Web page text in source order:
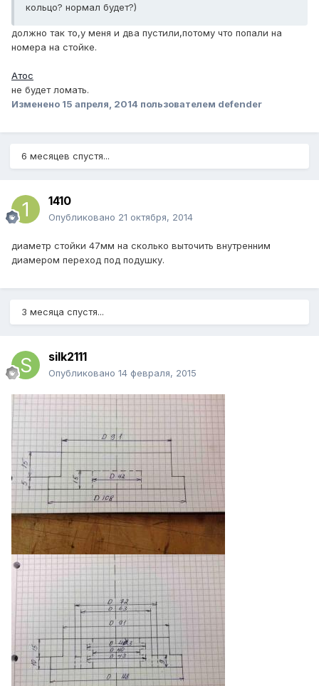
кольцо? нормал будет?)
должно так то,у меня и два пустили,потому что попали на
номера на стойке.
Атос
не будет ломать.
Изменено 15 апреля, 2014 пользователем defender
6 месяцев спустя...
1410
Опубликовано 21 октября, 2014
диаметр стойки 47мм на сколько выточить внутренним
диамером переход под подушку.
3 месяца спустя...
silk2111
Опубликовано 14 февраля, 2015